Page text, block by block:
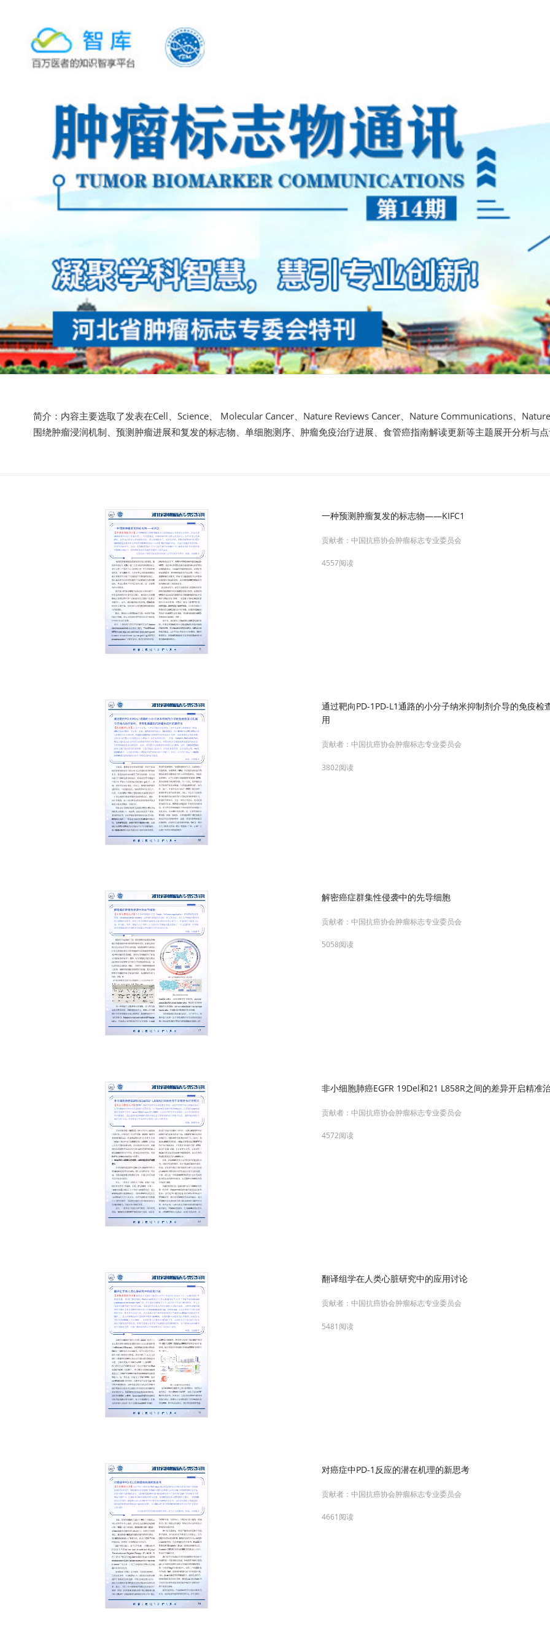
简介：内容主要选取了发表在Cell、Science、 Molecular Cancer、Nature Reviews Cancer、Nature Communications、
围绕肿瘤浸润机制、预测肿瘤进展和复发的标志物、单细胞测序、肿瘤免疫治疗进展、食管癌指南解读更新等主题展开分析与点
一种预测肿瘤复发的标志物——KIFC1
贡献者：中国抗癌协会肿瘤标志专业委员会
4557阅读
通过靶向PD-1PD-L1通路的小分子纳米抑制剂介导的免疫
用
贡献者：中国抗癌协会肿瘤标志专业委员会
3802阅读
解密癌症群集性侵袭中的先导细胞
贡献者：中国抗癌协会肿瘤标志专业委员会
5058阅读
非小细胞肺癌EGFR 19Del和21 L858R之间的差异开启精准
贡献者：中国抗癌协会肿瘤标志专业委员会
4572阅读
翻译组学在人类心脏研究中的应用讨论
贡献者：中国抗癌协会肿瘤标志专业委员会
5481阅读
对癌症中PD-1反应的潜在机理的新思考
贡献者：中国抗癌协会肿瘤标志专业委员会
4661阅读